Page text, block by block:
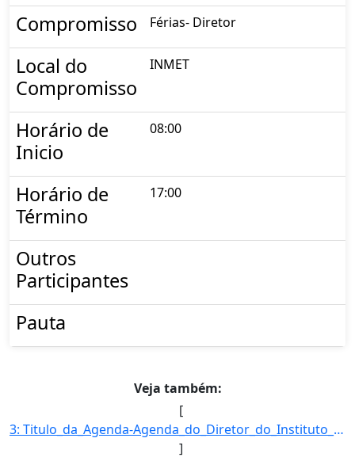
Compromisso Férias- Diretor
Local do
Compromisso
INMET
Horário de
Inicio
08:00
Horário de
Término
17:00
Outros
Participantes
Pauta
Veja também:
[
3: Titulo_da_Agenda-Agenda_do_Diretor_do_Instituto_Nacional_de_Meteorologia-Descricao_da_Agenda-FRANCIS]
]